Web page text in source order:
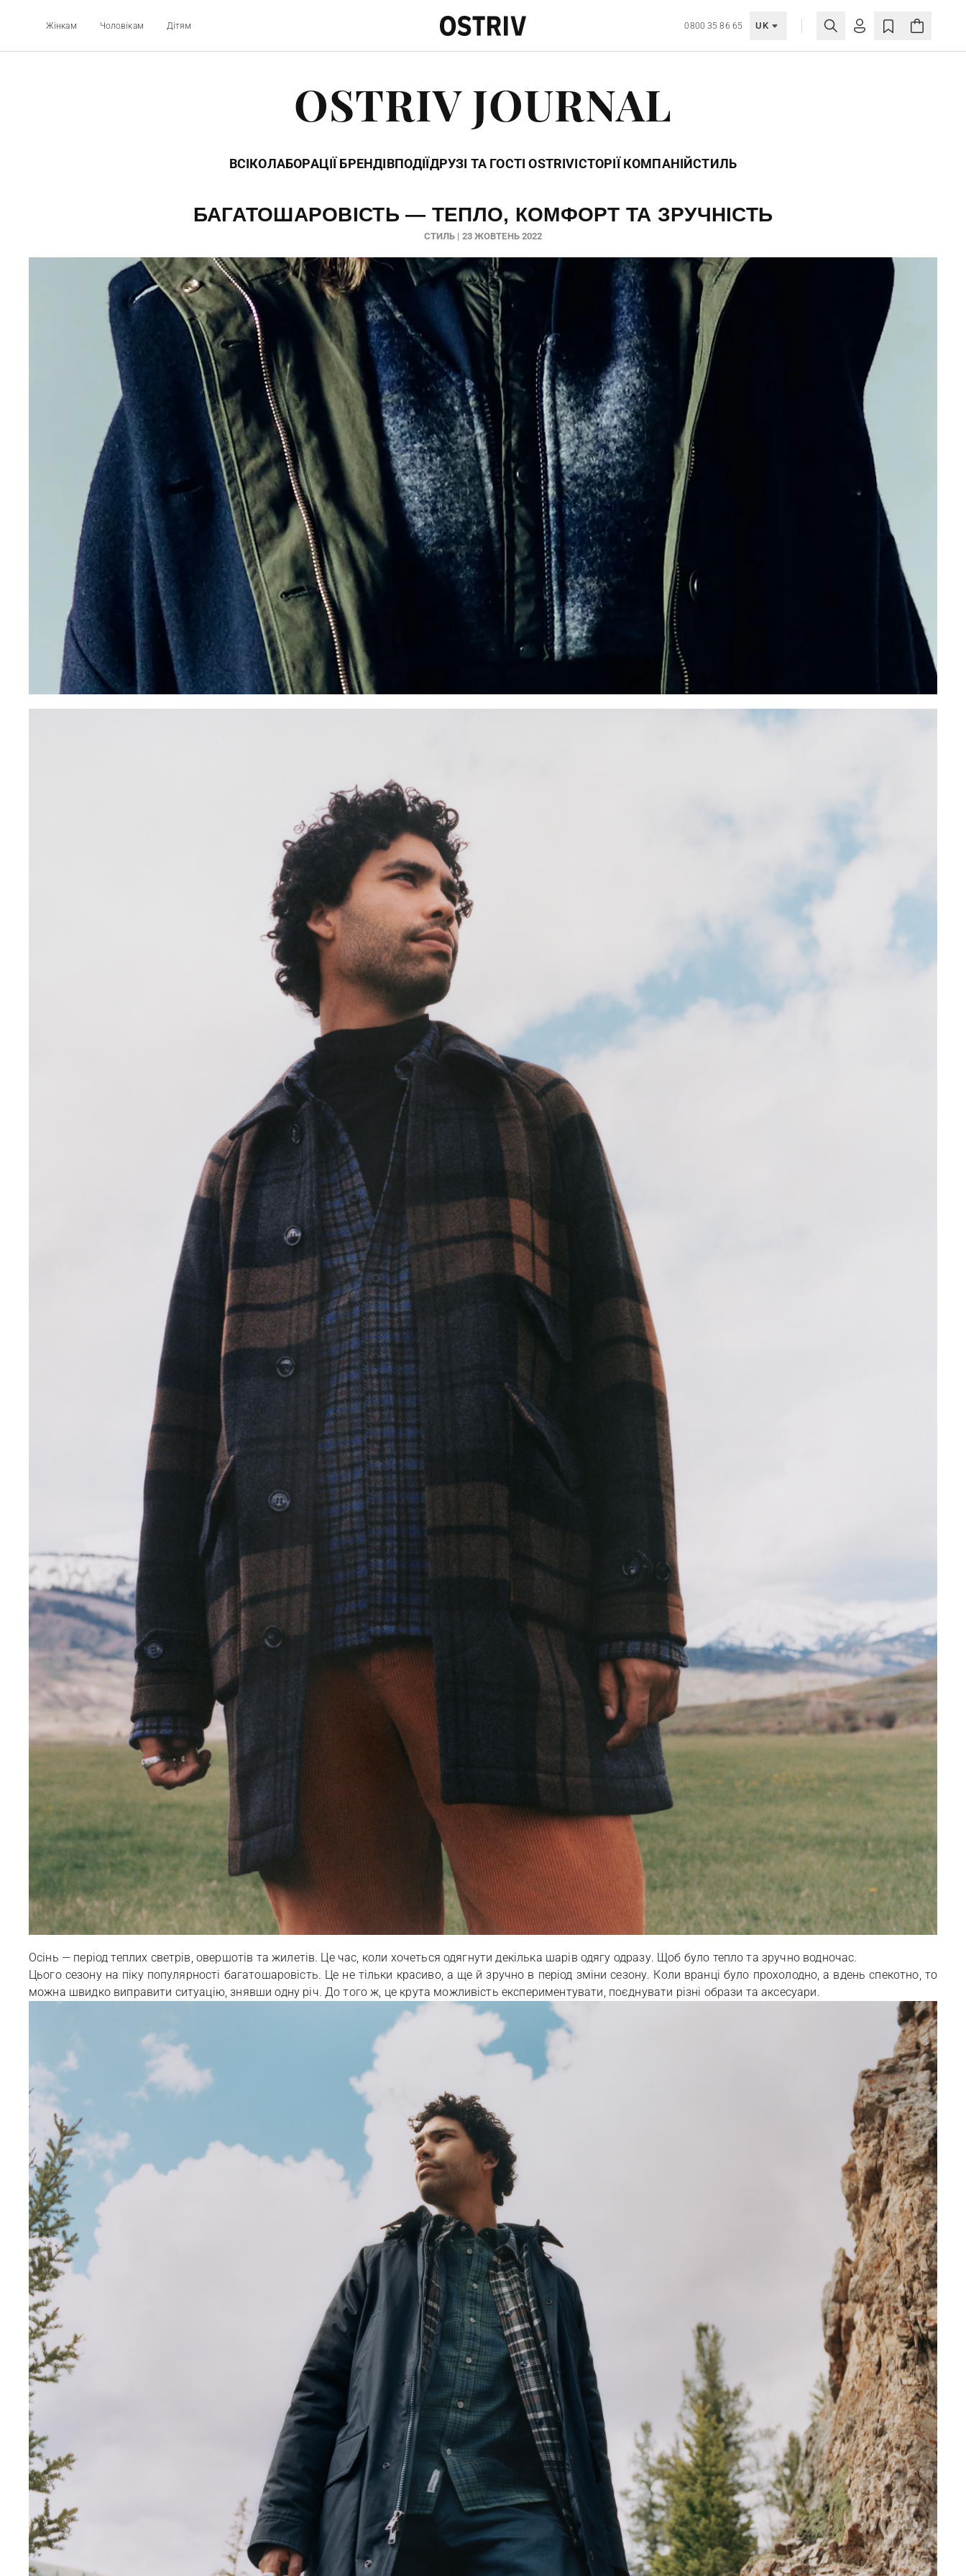
Жінкам Чоловікам Дітям 0800 35 86 65 UK
OSTRIV JOURNAL
ВСІКОЛАБОРАЦІЇ БРЕНДІВПОДІЇДРУЗІ ТА ГОСТІ OSTRIVІСТОРІЇ КОМПАНІЙСТИЛЬ
БАГАТОШАРОВІСТЬ — ТЕПЛО, КОМФОРТ ТА ЗРУЧНІСТЬ
СТИЛЬ | 23 ЖОВТЕНЬ 2022
Осінь — період теплих светрів, овершотів та жилетів. Це час, коли хочеться одягнути декілька шарів одягу одразу. Щоб було тепло та зручно водночас.
Цього сезону на піку популярності багатошаровість. Це не тільки красиво, а ще й зручно в період зміни сезону. Коли вранці було прохолодно, а вдень спекотно, то
можна швидко виправити ситуацію, знявши одну річ. До того ж, це крута можливість експериментувати, поєднувати різні образи та аксесуари.